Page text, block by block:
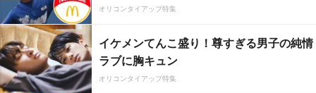
オリコンタイアップ特集
イケメンてんこ盛り！尊すぎる男子の純情
ラブに胸キュン
オリコンタイアップ特集